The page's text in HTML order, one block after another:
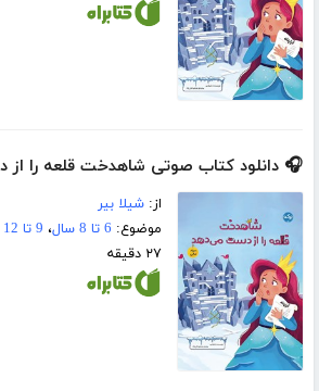
🎧 دانلود کتاب صوتی شاهدخت قلعه را
از:شیلا بیر
موضوع: 6 تا 8 سال ، 9 تا 12 سال
۲۷ دقیقه